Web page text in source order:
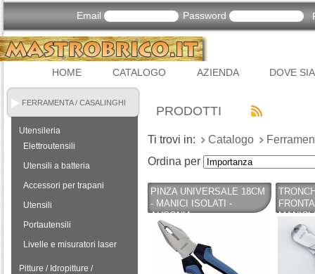
Email Password
HOME CATALOGO AZIENDA DOVE
FERRAMENTA / CASALINGHI
Utensileria
Elettroutensili
Utensili a batteria
Accessori per trapani
Utensili
Portautensili
Livelle e misuratori laser
Pitture / Idropitture /
PRODOTTI
Ti trovi in: Catalogo
Ordina per
PINZA UNIVERSALE 18CM
- MANICI ISOLATI -
AUSONIA
MANICI